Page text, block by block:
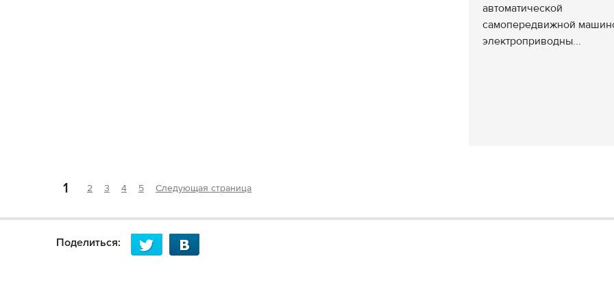
автоматической
самопередвижной
электроприводны...
1 2 3 4 5 Следующая страница
Поделиться: